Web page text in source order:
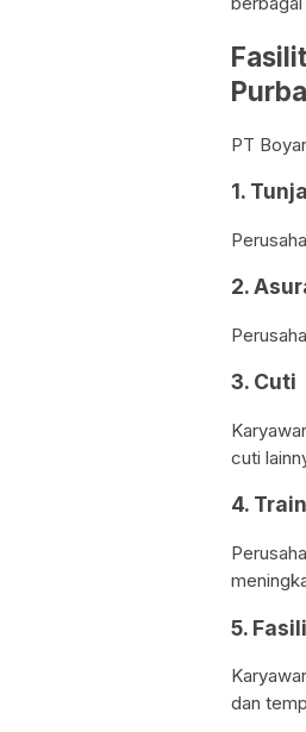
PT
1.
2.
3. Cuti
cuti
4.
5.
dan